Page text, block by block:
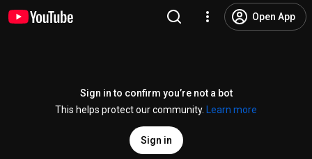
Open App
Sign in to confirm you’re not a bot
This helps protect our community.
Learn more
Sign in